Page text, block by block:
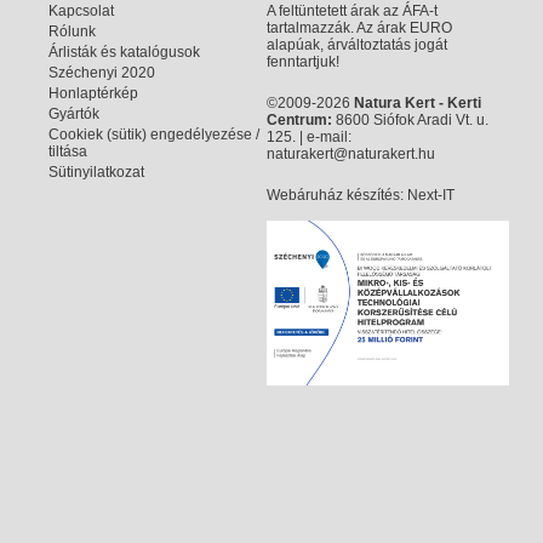
Kapcsolat
Rólunk
Árlisták és katalógusok
Széchenyi 2020
Honlaptérkép
Gyártók
Cookiek (sütik) engedélyezése /
tiltása
Sütinyilatkozat
A feltüntetett árak az ÁFA-t
tartalmazzák. Az árak EURO
alapúak, árváltoztatás jogát
fenntartjuk!
©2009-2026 Natura Kert - Kerti
Centrum: 8600 Siófok Aradi Vt. u.
125. | e-mail:
naturakert@naturakert.hu
Webáruház készítés: Next-IT